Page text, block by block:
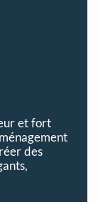
et fort
des